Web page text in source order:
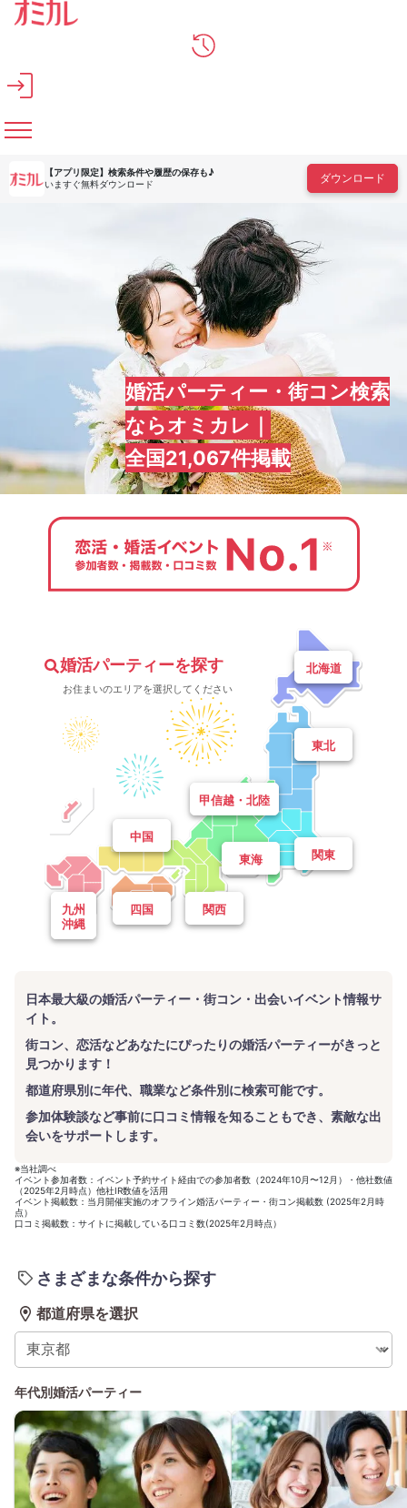
メインコンテンツへスキップ
【アプリ限定】 検索条件や履歴の保存も♪
いますぐ無料ダウンロード
ダウンロード
婚活パーティー・街コン検索
ならオミカレ｜
全国21,067件掲載
婚活パーティーを探す
お住まいのエリアを選択してください
北海道
東北
関東
甲信越・北陸
東海
関西
中国
四国
九州
沖縄
日本最大級の婚活パーティー・街コン・出会いイベント情報サ
イト。
街コン、恋活などあなたにぴったりの婚活パーティーがきっと
見つかります！
都道府県別に年代、職業など条件別に検索可能です。
参加体験談など事前に口コミ情報を知ることもでき、素敵な出
会いをサポートします。
※当社調べ
イベント参加者数：イベント予約サイト経由での参加者数（2024年10月〜12月）・他社数値
（2025年2月時点）他社IR数値を活用
イベント掲載数：当月開催実施のオフライン婚活パーティー・街コン掲載数 (2025年2月時
点）
口コミ掲載数：サイトに掲載している口コミ数(2025年2月時点）
さまざまな条件から探す
都道府県を選択
年代別婚活パーティー